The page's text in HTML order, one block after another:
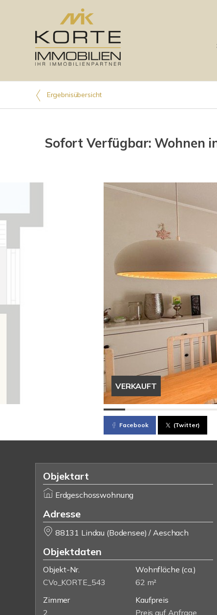
Ergebnisübersicht
Sofort Verfügbar: Wohnen
VERKAUFT
Facebook (Twitter)
Objektart
Erdgeschosswohnung
Adresse
88131 Lindau (Bodensee) / Aeschach
Objektdaten
Objekt-Nr.
CVo_KORTE_543
Wohnfläche (ca.)
62 m²
Zimmer
2
Kaufpreis
Preis auf Anfrage